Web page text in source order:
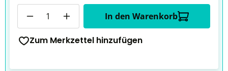
In den Warenkorb
Zum Merkzettel hinzufügen